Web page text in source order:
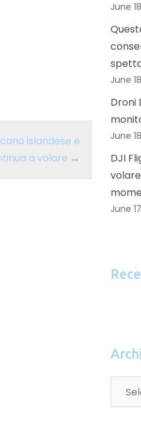
islandese e
a volare →
June
June
Droni
June
DJI
June